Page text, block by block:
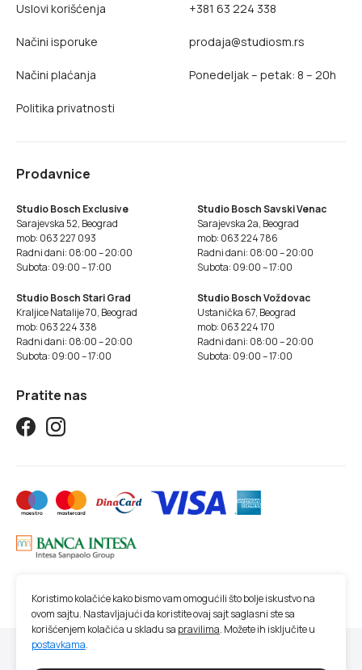
Uslovi korišćenja
Načini isporuke
Načini plaćanja
Politika privatnosti
+381 63 224 338
prodaja@studiosm.rs
Ponedeljak – petak: 8 – 20h
Prodavnice
Studio Bosch Exclusive
Sarajevska 52, Beograd
mob: 063 227 093
Radni dani: 08:00 – 20:00
Subota: 09:00 – 17:00
Studio Bosch Savski Venac
Sarajevska 2a, Beograd
mob: 063 224 786
Radni dani: 08:00 – 20:00
Subota: 09:00 – 17:00
Studio Bosch Stari Grad
Kraljice Natalije 70, Beograd
mob: 063 224 338
Radni dani: 08:00 – 20:00
Subota: 09:00 – 17:00
Studio Bosch Voždovac
Ustanička 67, Beograd
mob: 063 224 170
Radni dani: 08:00 – 20:00
Subota: 09:00 – 17:00
Pratite nas
Koristimo kolačiće kako bismo vam omogućili što bolje iskustvo na
ovom sajtu. Nastavljajući da koristite ovaj sajt saglasni ste sa
korišćenjem kolačića u skladu sa pravilima. Možete ih isključite u
postavkama.